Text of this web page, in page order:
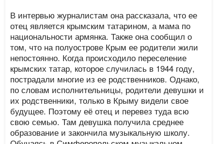
В интервью журналистам она рассказала, что ее
отец является крымским татарином, а мама по
национальности армянка. Также она сообщил о
том, что на полуострове Крым ее родители жили
непостоянно. Когда происходило переселение
крымских татар, которое случилась в 1944 году,
пострадали многие из ее родственников. Однако,
по словам исполнительницы, родители девушки и
их родственники, только в Крыму видели свое
будущее. Поэтому её отец и перевез туда всю
свою семью. Там девушка получила среднее
образование и закончила музыкальную школу.